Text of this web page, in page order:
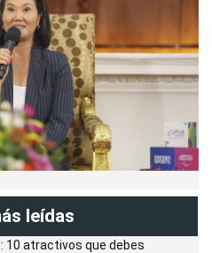
leídas
10 atractivos que debes